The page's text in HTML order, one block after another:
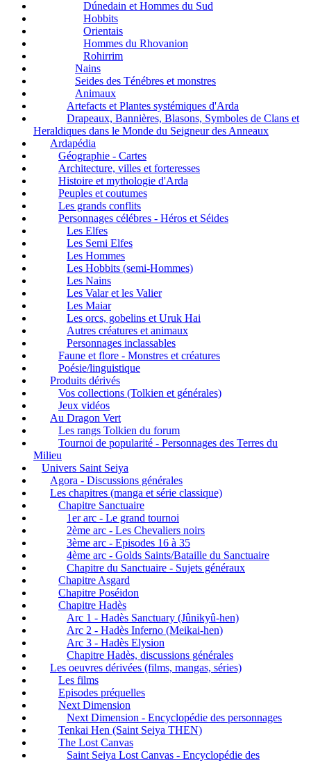
Dúnedain et Hommes du Sud
Hobbits
Orientais
Hommes du Rhovanion
Rohirrim
Nains
Seides des Ténébres et monstres
Animaux
Artefacts et Plantes systémiques d'Arda
Drapeaux, Bannières, Blasons, Symboles de Clans et
Heraldiques dans le Monde du Seigneur des Anneaux
Ardapédia
Géographie - Cartes
Architecture, villes et forteresses
Histoire et mythologie d'Arda
Peuples et coutumes
Les grands conflits
Personnages célébres - Héros et Séides
Les Elfes
Les Semi Elfes
Les Hommes
Les Hobbits (semi-Hommes)
Les Nains
Les Valar et les Valier
Les Maiar
Les orcs, gobelins et Uruk Hai
Autres créatures et animaux
Personnages inclassables
Faune et flore - Monstres et créatures
Poésie/linguistique
Produits dérivés
Vos collections (Tolkien et générales)
Jeux vidéos
Au Dragon Vert
Les rangs Tolkien du forum
Tournoi de popularité - Personnages des Terres du
Milieu
Univers Saint Seiya
Agora - Discussions générales
Les chapitres (manga et série classique)
Chapitre Sanctuaire
1er arc - Le grand tournoi
2ème arc - Les Chevaliers noirs
3ème arc - Episodes 16 à 35
4ème arc - Golds Saints/Bataille du Sanctuaire
Chapitre du Sanctuaire - Sujets généraux
Chapitre Asgard
Chapitre Poséidon
Chapitre Hadès
Arc 1 - Hadès Sanctuary (Jûnikyû-hen)
Arc 2 - Hadès Inferno (Meikai-hen)
Arc 3 - Hadès Elysion
Chapitre Hadès, discussions générales
Les oeuvres dérivées (films, mangas, séries)
Les films
Episodes préquelles
Next Dimension
Next Dimension - Encyclopédie des personnages
Tenkai Hen (Saint Seiya THEN)
The Lost Canvas
Saint Seiya Lost Canvas - Encyclopédie des